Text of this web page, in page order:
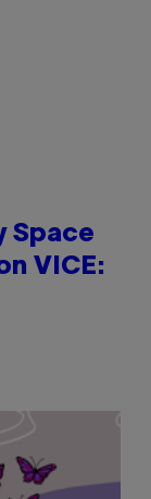
Space
VICE: